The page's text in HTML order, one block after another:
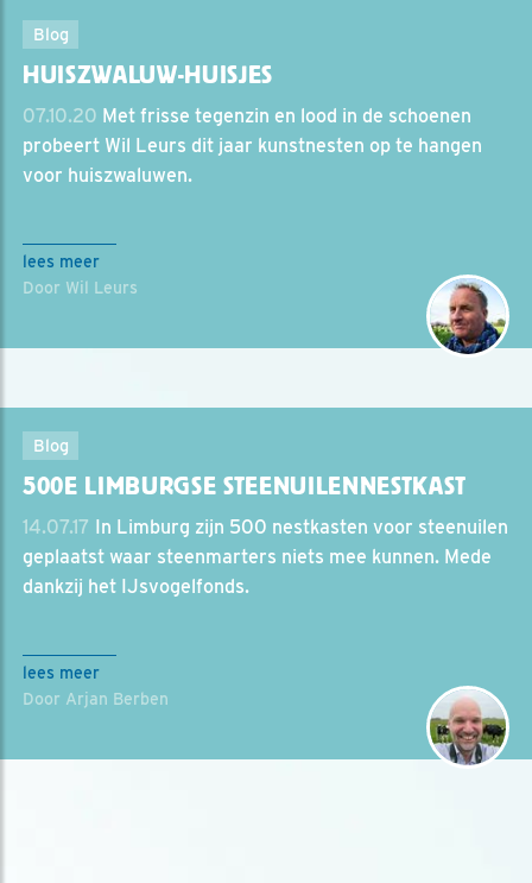
Blog
HUISZWALUW-HUISJES
07.10.20 Met frisse tegenzin en lood in de schoenen
probeert Wil Leurs dit jaar kunstnesten op te hangen
voor huiszwaluwen.
lees meer
Door Wil Leurs
Blog
500E LIMBURGSE STEENUILENNESTKAST
14.07.17 In Limburg zijn 500 nestkasten voor steenuilen
geplaatst waar steenmarters niets mee kunnen. Mede
dankzij het IJsvogelfonds.
lees meer
Door Arjan Berben